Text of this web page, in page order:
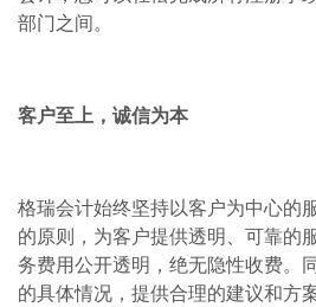
部门之间。
客户至上，诚信为本
格瑞会计始终坚持以客户为中心的
的原则，为客户提供透明、可靠的
务费用公开透明，绝无隐性收费。
的具体情况，提供合理的建议和方